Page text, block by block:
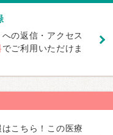
の返信・アクセス
でご利用いただけま
こちら！この医療